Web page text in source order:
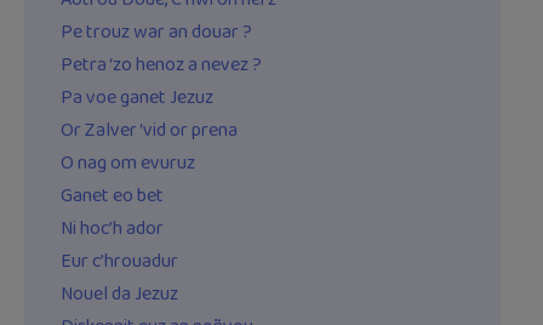
Pe trouz war an douar ?
Petra ‘zo henoz a nevez ?
Pa voe ganet Jezuz
Or Zalver ‘vid or prena
O nag om evuruz
Ganet eo bet
Ni hoc’h ador
Eur c’hrouadur
Nouel da Jezuz